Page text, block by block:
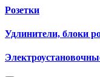
Розетки
Удлинители, блоки